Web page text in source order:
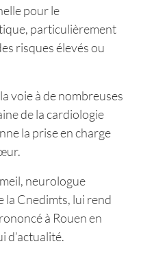
pour le
particulièrement
risques élevés ou
voie à de nombreuses
de la cardiologie
la prise en charge
neurologue
la Cnedimts, lui rend
à Rouen en
d’actualité.